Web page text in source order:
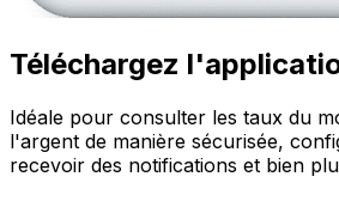
Téléchargez
Idéale pour consulter les taux du
l'argent de manière sécurisée,
recevoir des notifications et bien